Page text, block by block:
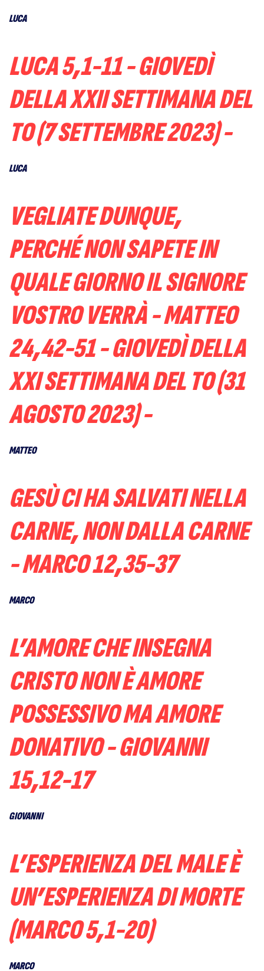
LUCA
LUCA 5,1-11 - GIOVEDÌ
DELLA XXII SETTIMANA DEL
TO (7 SETTEMBRE 2023) -
LUCA
VEGLIATE DUNQUE,
PERCHÉ NON SAPETE IN
QUALE GIORNO IL SIGNORE
VOSTRO VERRÀ - MATTEO
24,42-51 - GIOVEDÌ DELLA
XXI SETTIMANA DEL TO (31
AGOSTO 2023) -
MATTEO
GESÙ CI HA SALVATI NELLA
CARNE, NON DALLA CARNE
- MARCO 12,35-37
MARCO
L’AMORE CHE INSEGNA
CRISTO NON È AMORE
POSSESSIVO MA AMORE
DONATIVO - GIOVANNI
15,12-17
GIOVANNI
L’ESPERIENZA DEL MALE È
UN’ESPERIENZA DI MORTE
(MARCO 5,1-20)
MARCO